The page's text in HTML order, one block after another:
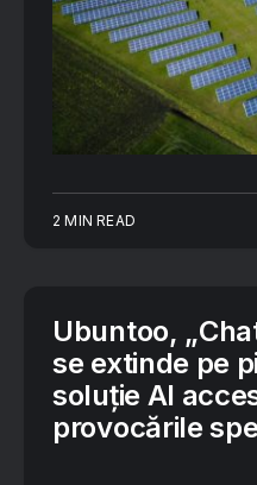
2 MIN READ
Ubuntoo,
se extinde pe
soluție AI
provocările